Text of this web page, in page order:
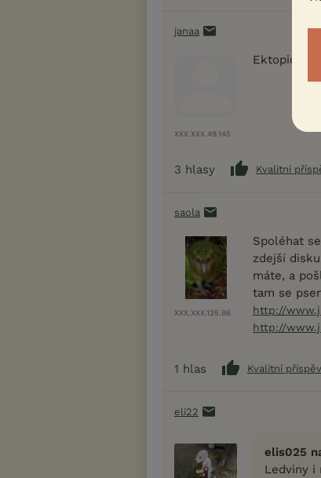
janaa
XXX.XXX.49.145
Ektopický
3 hlasy Kvalitní
saola
XXX.XXX.125.86
Spoléhat
zdejší
máte, a
tam se
http://
http://
1 hlas Kvalitní
eli22
elis025
Ledviny i